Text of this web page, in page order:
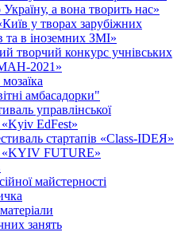
а вона творить нас»
у творах зарубіжних
та в іноземних ЗМІ»
творчий конкурс учнівських
2021»
амбасадорки"
управлінської
«Kyiv EdFest»
стартапів «Class-IDEЯ»
FUTURE»
майстерності
занять